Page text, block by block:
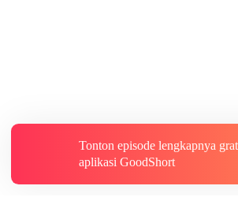
Tonton episode lengkapnya
aplikasi GoodShort